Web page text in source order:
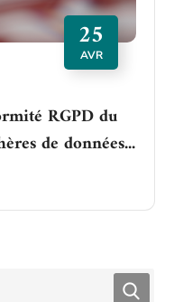
25
AVR
RGPD du
de données...